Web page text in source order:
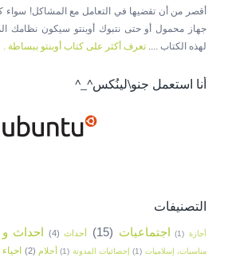
أقصر من أن تقضيها في التعامل مع المشاكل! سواء
جهاز محمول أو حتى نتبوك أوبنتو سيكون نظامك
لهذه الكتاب .... تعرف أكثر على كتاب أوبنتو ببساطة .
أنا استعمل جنو\لينُكس^_^
التصنيفات
أجازة (1) اجتماعيات (15) أحداث (4) احداث
مناسبات، إسلاميات (1) إحصائيات المدونة (1) أحلام (2) احياء